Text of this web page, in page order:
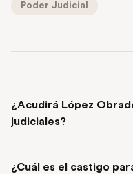
Poder Judicial
¿Acudirá López
judiciales?
¿Cuál es el castigo